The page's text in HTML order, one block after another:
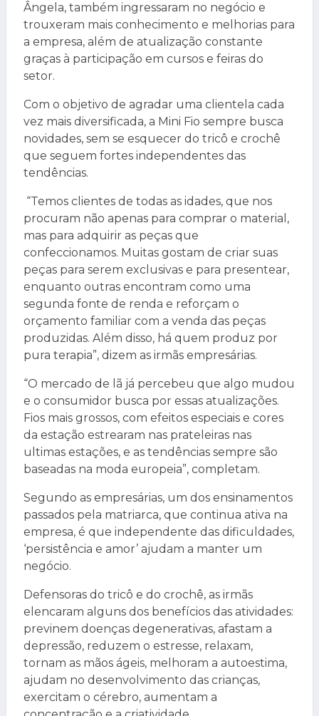
Ângela, também ingressaram no negócio e
trouxeram mais conhecimento e melhorias para
a empresa, além de atualização constante
graças à participação em cursos e feiras do
setor.
Com o objetivo de agradar uma clientela cada
vez mais diversificada, a Mini Fio sempre busca
novidades, sem se esquecer do tricô e crochê
que seguem fortes independentes das
tendências.
“Temos clientes de todas as idades, que nos
procuram não apenas para comprar o material,
mas para adquirir as peças que
confeccionamos. Muitas gostam de criar suas
peças para serem exclusivas e para presentear,
enquanto outras encontram como uma
segunda fonte de renda e reforçam o
orçamento familiar com a venda das peças
produzidas. Além disso, há quem produz por
pura terapia”, dizem as irmãs empresárias.
“O mercado de lã já percebeu que algo mudou
e o consumidor busca por essas atualizações.
Fios mais grossos, com efeitos especiais e cores
da estação estrearam nas prateleiras nas
ultimas estações, e as tendências sempre são
baseadas na moda europeia”, completam.
Segundo as empresárias, um dos ensinamentos
passados pela matriarca, que continua ativa na
empresa, é que independente das dificuldades,
‘persistência e amor’ ajudam a manter um
negócio.
Defensoras do tricô e do crochê, as irmãs
elencaram alguns dos benefícios das atividades:
previnem doenças degenerativas, afastam a
depressão, reduzem o estresse, relaxam,
tornam as mãos ágeis, melhoram a autoestima,
ajudam no desenvolvimento das crianças,
exercitam o cérebro, aumentam a